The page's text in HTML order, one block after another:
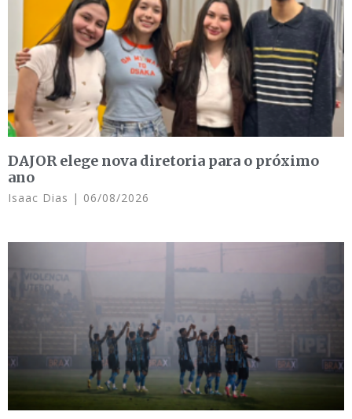
DAJOR elege nova diretoria para o próximo
ano
Isaac Dias 06/08/2026